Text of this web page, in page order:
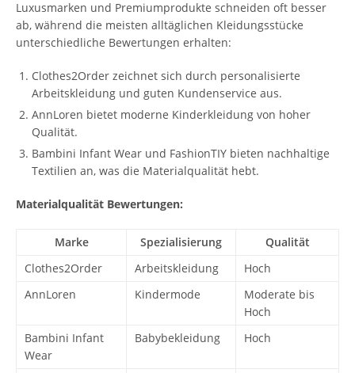
Luxusmarken und Premiumprodukte schneiden oft besser
ab, während die meisten alltäglichen Kleidungsstücke
unterschiedliche Bewertungen erhalten:
Clothes2Order zeichnet sich durch personalisierte
Arbeitskleidung und guten Kundenservice aus.
AnnLoren bietet moderne Kinderkleidung von hoher
Qualität.
Bambini Infant Wear und FashionTIY bieten nachhaltige
Textilien an, was die Materialqualität hebt.
Materialqualität Bewertungen:
Marke Spezialisierung
Qualität
Clothes2Order
Arbeitskleidung
Hoch
AnnLoren
Kindermode
Moderate bis
Hoch
Bambini Infant
Wear
Babybekleidung Hoch